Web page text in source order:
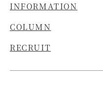
INFORMATION
COLUMN
RECRUIT